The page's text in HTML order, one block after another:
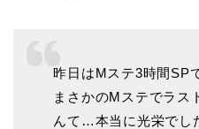
昨日はMステ3時間SP
まさかのMステでラス
んて…本当に光栄でし